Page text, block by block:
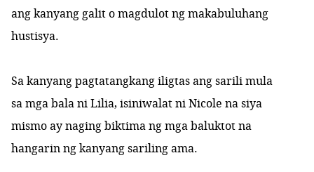
ang kanyang galit o magdulot ng makabuluhang
hustisya.
Sa kanyang pagtatangkang iligtas ang sarili mula
sa mga bala ni Lilia, isiniwalat ni Nicole na siya
mismo ay naging biktima ng mga baluktot na
hangarin ng kanyang sariling ama.